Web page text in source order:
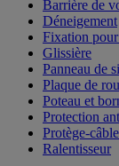
Barrière de
Déneigement
Fixation pour
Glissière
Panneau de
Plaque de
Poteau et
Protection
Protège-câble